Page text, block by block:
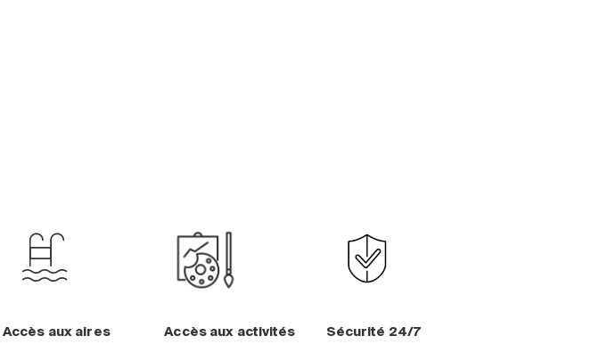
Accès aux aires
Accès aux activités
Sécurité 24/7